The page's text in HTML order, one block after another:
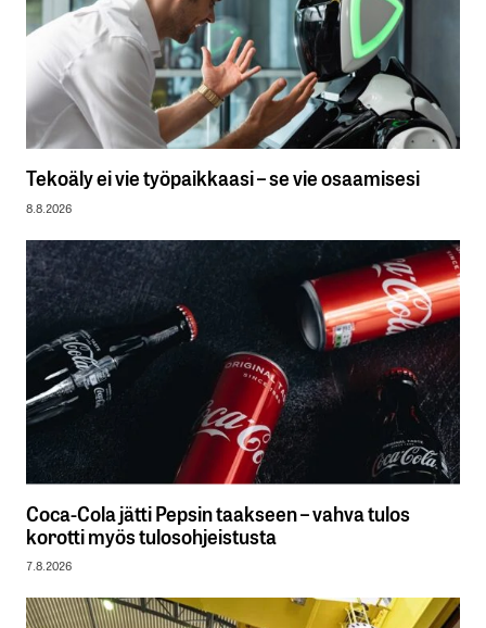
Tekoäly ei vie työpaikkaasi – se vie osaamisesi
8.8.2026
Coca-Cola jätti Pepsin taakseen – vahva tulos
korotti myös tulosohjeistusta
7.8.2026